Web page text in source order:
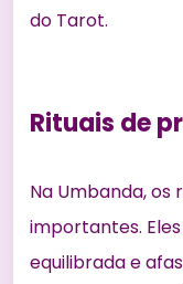
do Tarot.
Rituais de
Na Umbanda,
importantes.
equilibrada e